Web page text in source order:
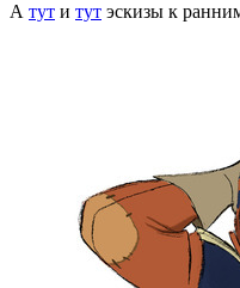
А тут и тут эскизы к